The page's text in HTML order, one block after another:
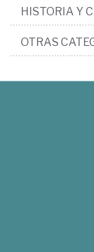
HISTORIA Y
OTRAS